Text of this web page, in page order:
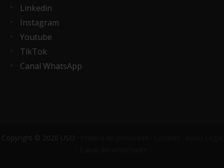
Linkedin
Instagram
Youtube
TikTok
Canal WhatsApp
Copyright © 2026 USO ·